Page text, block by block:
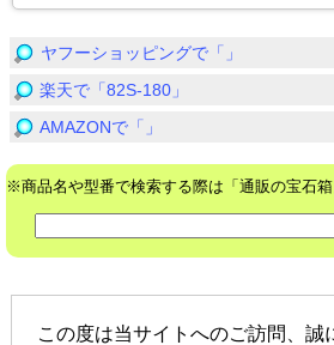
ヤフーショッピングで「」
楽天で「82S-180」
AMAZONで「」
※商品名や型番で検索する際は「通販の宝石箱
この度は当サイトへのご訪問、誠